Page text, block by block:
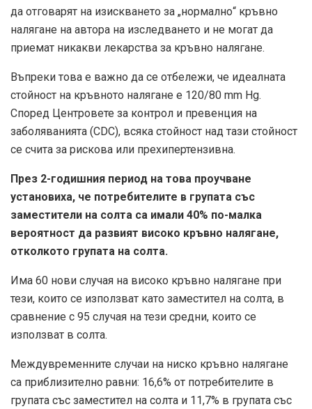
да отговарят на изискването за „нормално“ кръвно
налягане на автора на изследването и не могат да
приемат никакви лекарства за кръвно налягане.
Въпреки това е важно да се отбележи, че идеалната
стойност на кръвното налягане е 120/80 mm Hg.
Според Центровете за контрол и превенция на
заболяванията (CDC), всяка стойност над тази стойност
се счита за рискова или прехипертензивна.
През 2-годишния период на това проучване
установиха, че потребителите в групата със
заместители на солта са имали 40% по-малка
вероятност да развият високо кръвно налягане,
отколкото групата на солта.
Има 60 нови случая на високо кръвно налягане при
тези, които се използват като заместител на солта, в
сравнение с 95 случая на тези средни, които се
използват в солта.
Междувременните случаи на ниско кръвно налягане
са приблизително равни: 16,6% от потребителите в
групата със заместител на солта и 11,7% в групата със